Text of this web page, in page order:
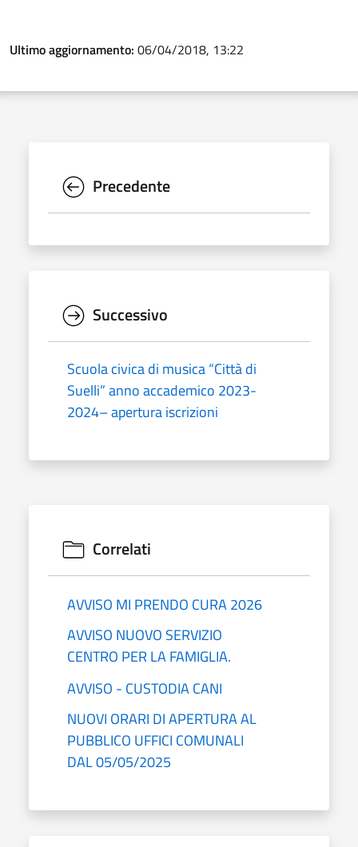
Ultimo aggiornamento: 06/04/2018, 13:22
Precedente
Successivo
Scuola civica di musica “Città di
Suelli” anno accademico 2023-
2024– apertura iscrizioni
Correlati
AVVISO MI PRENDO CURA 2026
AVVISO NUOVO SERVIZIO
CENTRO PER LA FAMIGLIA.
AVVISO - CUSTODIA CANI
NUOVI ORARI DI APERTURA AL
PUBBLICO UFFICI COMUNALI
DAL 05/05/2025